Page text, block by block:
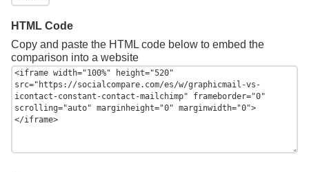
HTML Code
Copy and paste the HTML code below to embed the
comparison into a website